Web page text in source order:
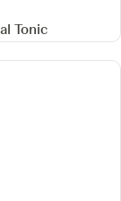
Tonic